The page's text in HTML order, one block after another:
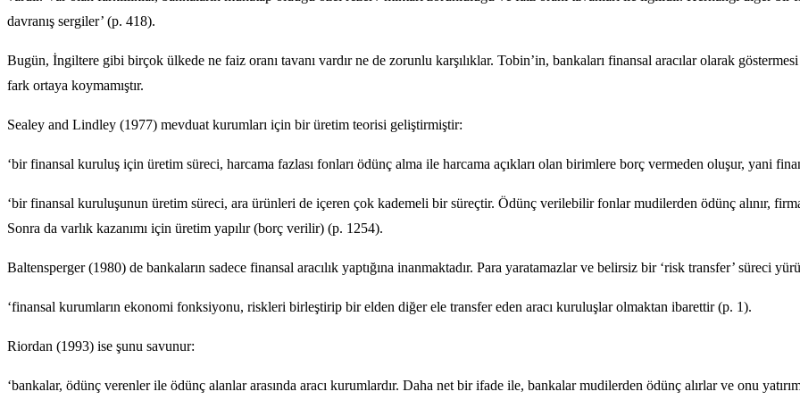
davranış sergiler’ (p. 418).
Bugün, İngiltere gibi birçok ülkede ne faiz oranı tavanı vardır ne de zorunlu karşılıklar. Tobin’in, bankaları finansal aracılar olarak
fark ortaya koymamıştır.
Sealey and Lindley (1977) mevduat kurumları için bir üretim teorisi geliştirmiştir:
‘bir finansal kuruluş için üretim süreci, harcama fazlası fonları ödünç alma ile harcama açıkları olan birimlere borç vermeden oluşur, yani
‘bir finansal kuruluşunun üretim süreci, ara ürünleri de içeren çok kademeli bir süreçtir. Ödünç verilebilir fonlar mudilerden ödünç alınır,
Sonra da varlık kazanımı için üretim yapılır (borç verilir) (p. 1254).
Baltensperger (1980) de bankaların sadece finansal aracılık yaptığına inanmaktadır. Para yaratamazlar ve belirsiz bir ‘risk transfer’ süreci
‘finansal kurumların ekonomi fonksiyonu, riskleri birleştirip bir elden diğer ele transfer eden aracı kuruluşlar olmaktan ibarettir (p. 1).
Riordan (1993) ise şunu savunur:
‘bankalar, ödünç verenler ile ödünç alanlar arasında aracı kurumlardır. Daha net bir ifade ile, bankalar mudilerden ödünç alırlar ve onu